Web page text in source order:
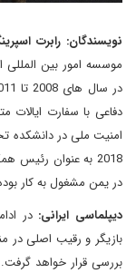
نویسندگان: رابرت
موسسه امور بین المللی
دفاعی با سفارت
2018 به عنوان
در یمن مشغول به کار
دیپلماسی ایرانی: در
بازیگر و رقیب اصلی در
بررسی قرار خواهد